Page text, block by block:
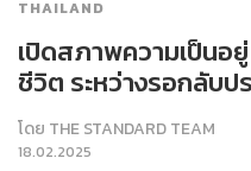
THAILAND
เปิดสภาพความเป็นอ
ชีวิต ระหว่างรอกลับป
โดย THE STANDARD TEAM
18.02.2025